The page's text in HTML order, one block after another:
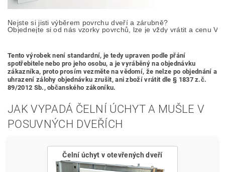
Nejste si jisti výběrem povrchu dveří a zárubně?
Objednejte si od nás vzorky povrchů, lze je vždy vrátit a cenu
Tento výrobek není standardní, je tedy upraven podle přání
spotřebitele nebo pro jeho osobu, a je vyráběný na objednávku
zákazníka, proto prosím vezměte na vědomí, že nelze po objednání a
uhrazení zálohy objednávku zrušit, ani zboží vrátit dle § 1837 z.č.
89/2012 Sb., občanského zákoníku.
JAK VYPADÁ ČELNÍ ÚCHYT A MUŠLE V
POSUVNÝCH DVEŘÍCH
Čelní úchyt v otevřených dveří